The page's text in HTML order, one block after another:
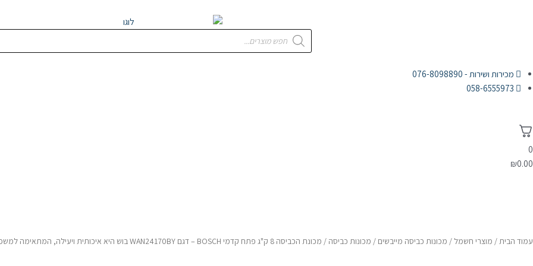
מכירות ושירות - 076-8098890
058-6555973
0
₪0.00
עמוד הבית/ מוצרי חשמל / מכונות כביסה מייבשים / מכונות כביסה / מכונת הכביסה 8 ק"ג פתח קדמי BOSCH – דגם WAN24170BY בוש היא איכותית ויעילה, המתאימה למשפחות גדולות